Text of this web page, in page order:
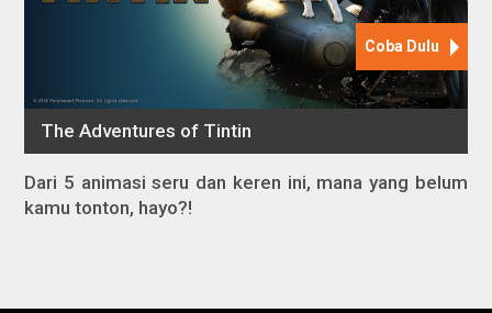
Dari 5 animasi seru dan keren ini, mana yang belum
kamu tonton, hayo?!